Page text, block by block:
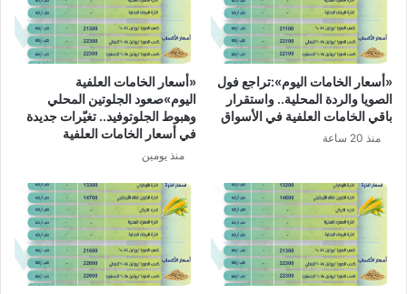
«أسعار الخامات اليوم»:تراجع فول
الصويا والردة المحلية.. واستقرار
باقي الخامات العلفية في الأسواق
منذ 20 ساعة
«أسعار الخامات العلفية
اليوم»صعود الجلوتين المحلي
وهبوط الجلوتوفيد.. تغيّرات جديدة
في أسعار الخامات العلفية
منذ يومين